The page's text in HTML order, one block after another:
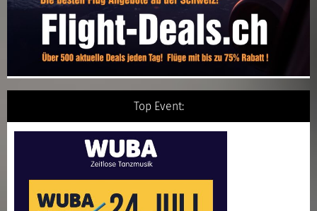
Top Event: